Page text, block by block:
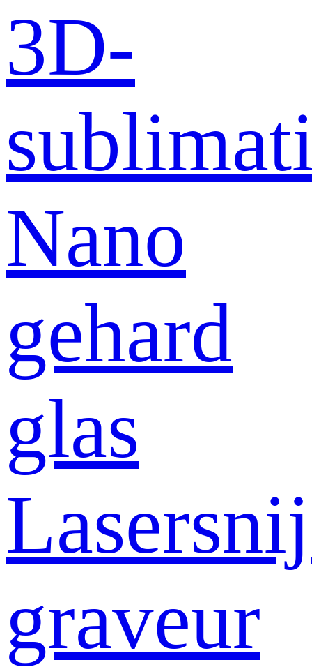
3D-
Nano
gehard
glas
graveur